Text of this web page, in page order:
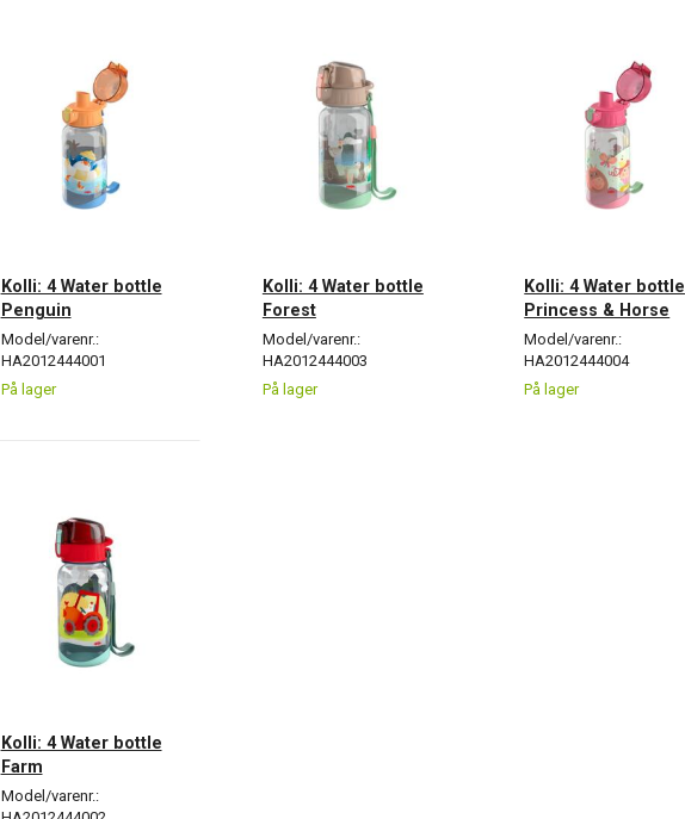
Kolli: 4 Water bottle
Penguin
Model/varenr.:
HA2012444001
På lager
Kolli: 4 Water bottle
Forest
Model/varenr.:
HA2012444003
På lager
Kolli: 4 Water bottle
Princess & Horse
Model/varenr.:
HA2012444004
På lager
Kolli: 4 Water bottle
Farm
Model/varenr.: